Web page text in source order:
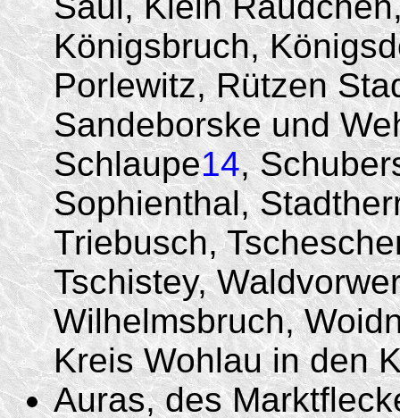
Königsbruch,
Porlewitz, Rützen
Sandeborske und
Schlaupe14,
Sophienthal,
Triebusch,
Tschistey,
Wilhelmsbruch,
Kreis Wohlau in den
Auras, des